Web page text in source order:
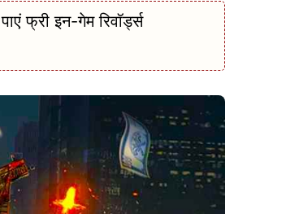
इन-गेम रिवॉर्ड्स